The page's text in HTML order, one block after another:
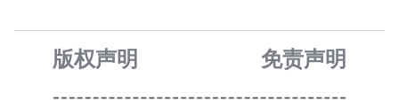
版权声明 免责声明